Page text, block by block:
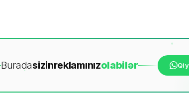
Buradasizinreklamınızolabilər